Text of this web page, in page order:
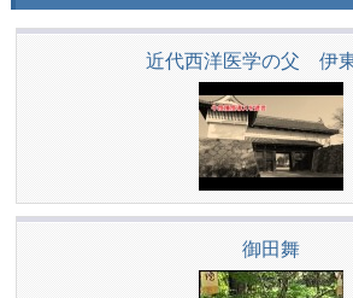
近代西洋医学の父 伊
御田舞